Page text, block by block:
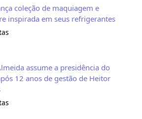
coleção de maquiagem e
inspirada em seus refrigerantes
assume a presidência do
12 anos de gestão de Heitor